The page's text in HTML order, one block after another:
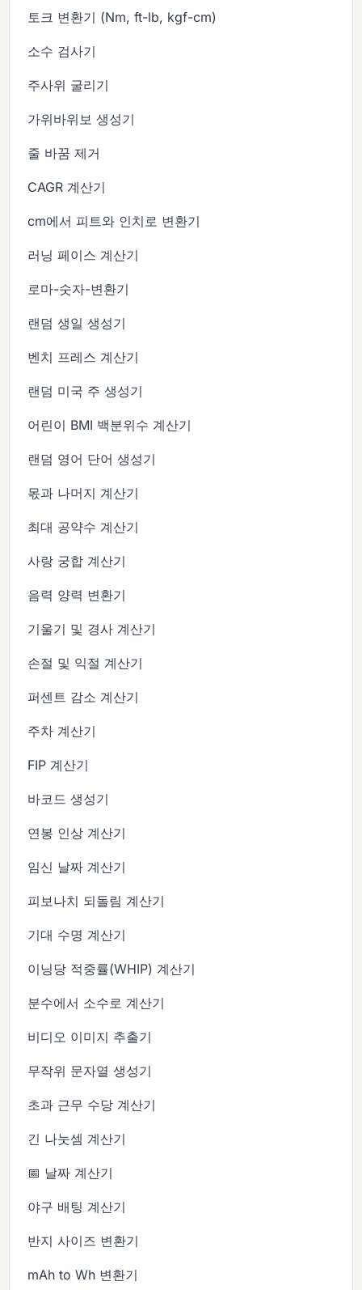
토크 변환기 (Nm, ft-lb, kgf-cm)
소수 검사기
주사위 굴리기
가위바위보 생성기
줄 바꿈 제거
CAGR 계산기
cm에서 피트와 인치로 변환기
러닝 페이스 계산기
로마-숫자-변환기
랜덤 생일 생성기
벤치 프레스 계산기
랜덤 미국 주 생성기
어린이 BMI 백분위수 계산기
랜덤 영어 단어 생성기
몫과 나머지 계산기
최대 공약수 계산기
사랑 궁합 계산기
음력 양력 변환기
기울기 및 경사 계산기
손절 및 익절 계산기
퍼센트 감소 계산기
주차 계산기
FIP 계산기
바코드 생성기
연봉 인상 계산기
임신 날짜 계산기
피보나치 되돌림 계산기
기대 수명 계산기
이닝당 적중률(WHIP) 계산기
분수에서 소수로 계산기
비디오 이미지 추출기
무작위 문자열 생성기
초과 근무 수당 계산기
긴 나눗셈 계산기
📅 날짜 계산기
야구 배팅 계산기
반지 사이즈 변환기
mAh to Wh 변환기